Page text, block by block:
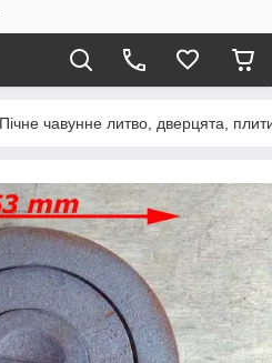
Пічне чавунне литво, дверцята,